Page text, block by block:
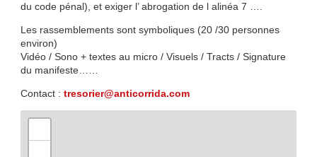
du code pénal), et exiger l’ abrogation de l alinéa 7 ….
Les rassemblements sont symboliques (20 /30 personnes
environ)
Vidéo / Sono + textes au micro / Visuels / Tracts / Signature
du manifeste……
Contact : tresorier@anticorrida.com